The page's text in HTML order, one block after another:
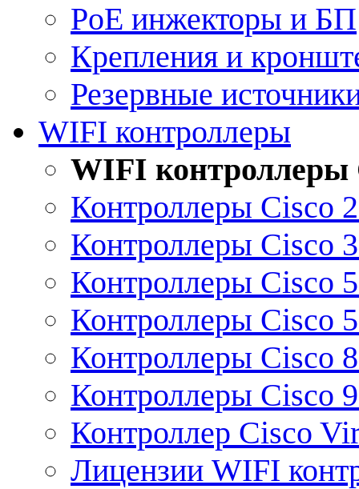
PoE инжекторы и БП
Крепления и
Резервные
WIFI контроллеры
WIFI контроллеры
Контроллеры Cisco
Контроллеры Cisco
Контроллеры Cisco
Контроллеры Cisco
Контроллеры Cisco
Контроллеры Cisco
Контроллер Cisco
Лицензии WIFI